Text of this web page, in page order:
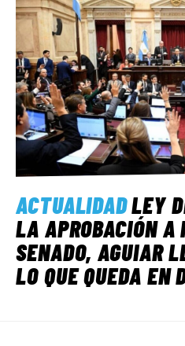
ACTUALIDADLEY
LA APROBACIÓN A
SENADO, AGUIAR
LO QUE QUEDA EN